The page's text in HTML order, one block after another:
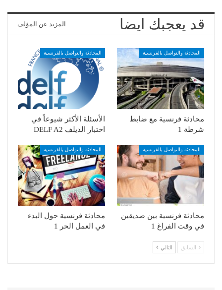
قد يعجبك ايضا المزيد عن المؤلف
المحادثة والتواصل بالفرنسية
محادثة فرنسية مع ضابط
شرطة 1
المحادثة والتواصل بالفرنسية
الأسئلة الأكثر شيوعاً في
اختبار الديلف DELF A2
المحادثة والتواصل بالفرنسية
محادثة فرنسية بين صديقين
في وقت الفراغ 1
المحادثة والتواصل بالفرنسية
محادثة فرنسية حول البدء
في العمل الحر 1
السابق التالي